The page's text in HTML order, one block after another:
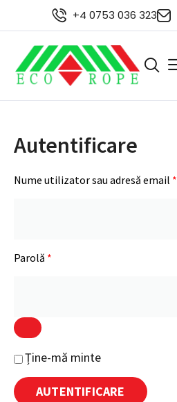
+4 0753 036 323
Autentificare
Nume utilizator sau adresă email *
Parolă *
Ține-mă minte
AUTENTIFICARE